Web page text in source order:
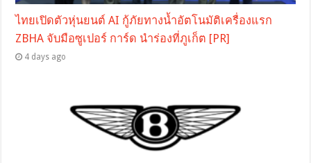
ไทยเปิดตัวหุ่นยนต์ AI กู้ภัยทางน้ำอัตโนมัติเครื่องแรก
ZBHA จับมือซูเปอร์ การ์ด นำร่องที่ภูเก็ต [PR]
4 days ago